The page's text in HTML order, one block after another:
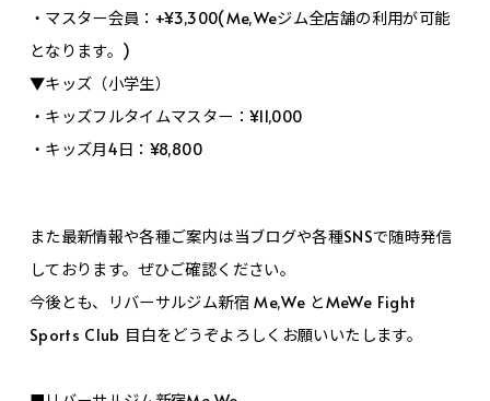
・マスター会員：+¥3,300(Me,Weジム全店舗の利用が可能
となります。)
▼キッズ（小学生）
・キッズフルタイムマスター：¥11,000
・キッズ月4日：¥8,800
また最新情報や各種ご案内は当ブログや各種SNSで随時発信
しております。ぜひご確認ください。
今後とも、リバーサルジム新宿 Me,We とMeWe Fight
Sports Club 目白をどうぞよろしくお願いいたします。